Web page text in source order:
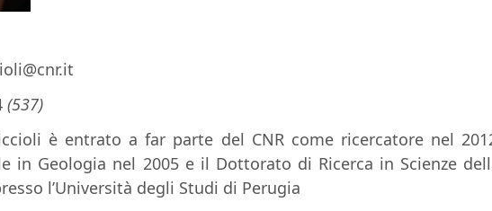
@cnr.it
(537)
è entrato a far parte del CNR come ricercatore nel
in Geologia nel 2005 e il Dottorato di Ricerca in Scienze
l’Università degli Studi di Perugia